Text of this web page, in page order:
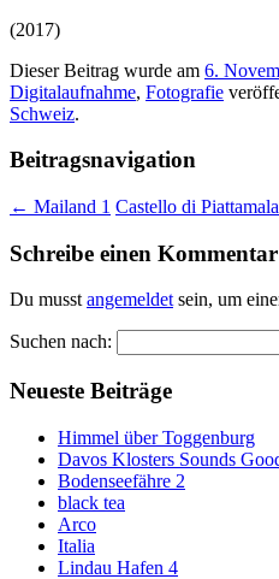
(2017)
Dieser Beitrag wurde am 6.
Digitalaufnahme, Fotografie
Schweiz.
Beitragsnavigation
← Mailand 1 Castello di Piattamala
Schreibe einen Kommentar
Du musstangemeldetsein, um
Suchen nach:
Neueste Beiträge
Himmel über Toggenburg
Davos Klosters Sounds
Bodenseefähre 2
black tea
Arco
Italia
Lindau Hafen 4